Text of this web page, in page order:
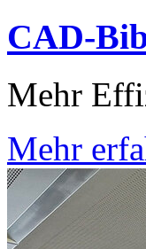
CAD-
Mehr
Mehr